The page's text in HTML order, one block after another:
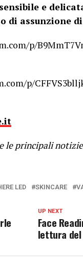
e
di assunzione
p/
p/
le principali
LED SKINCARE
UP NEXT
Face
lettura del